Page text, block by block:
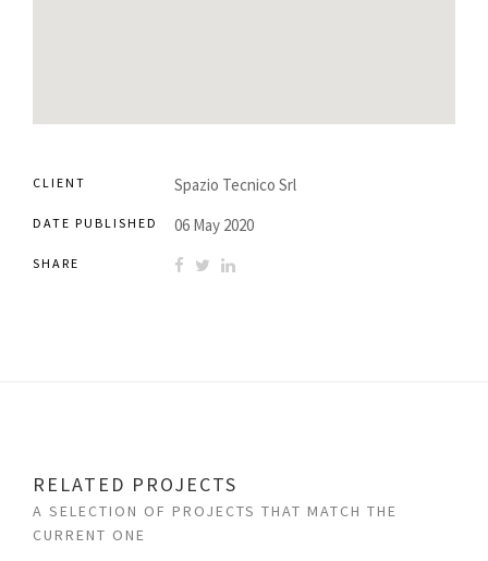
CLIENT Spazio Tecnico Srl
DATE PUBLISHED 06 May 2020
SHARE
RELATED PROJECTS
A SELECTION OF PROJECTS THAT MATCH THE
CURRENT ONE